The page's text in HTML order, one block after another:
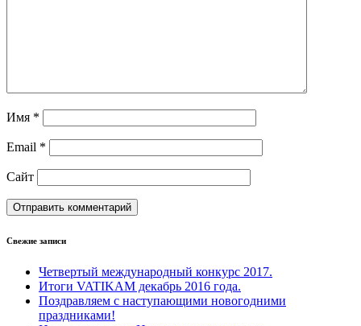
Имя *
Email *
Сайт
Свежие записи
Четвертый международный конкурс 2017.
Итоги VATIKAM декабрь 2016 года.
Поздравляем с наступающими новогодними
праздниками!